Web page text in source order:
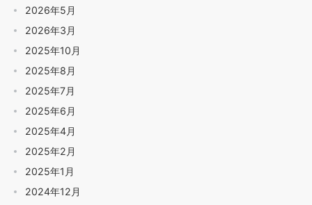
2026年5月
2026年3月
2025年10月
2025年8月
2025年7月
2025年6月
2025年4月
2025年2月
2025年1月
2024年12月